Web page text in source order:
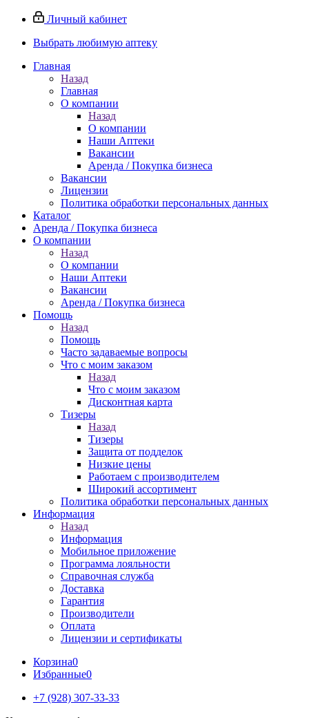
Личный кабинет
Выбрать любимую аптеку
Главная
Назад
Главная
О компании
Назад
О компании
Наши Аптеки
Вакансии
Аренда / Покупка бизнеса
Вакансии
Лицензии
Политика обработки персональных данных
Каталог
Аренда / Покупка бизнеса
О компании
Назад
О компании
Наши Аптеки
Вакансии
Аренда / Покупка бизнеса
Помощь
Назад
Помощь
Часто задаваемые вопросы
Что с моим заказом
Назад
Что с моим заказом
Дисконтная карта
Тизеры
Назад
Тизеры
Защита от подделок
Низкие цены
Работаем с производителем
Широкий ассортимент
Политика обработки персональных данных
Информация
Назад
Информация
Мобильное приложение
Программа лояльности
Справочная служба
Доставка
Гарантия
Производители
Оплата
Лицензии и сертификаты
Корзина0
Избранные0
+7 (928) 307-33-33